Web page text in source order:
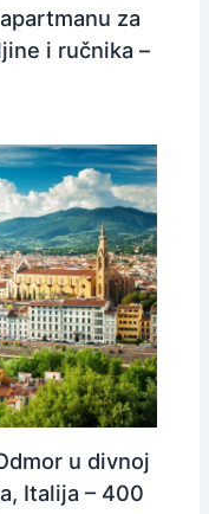
za
i ručnika –
u divnoj
Italija – 400